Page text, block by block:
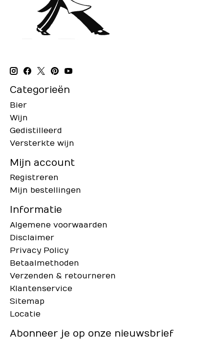
Categorieën
Bier
Wijn
Gedistilleerd
Versterkte wijn
Mijn account
Registreren
Mijn bestellingen
Informatie
Algemene voorwaarden
Disclaimer
Privacy Policy
Betaalmethoden
Verzenden & retourneren
Klantenservice
Sitemap
Locatie
Abonneer je op onze nieuwsbrief